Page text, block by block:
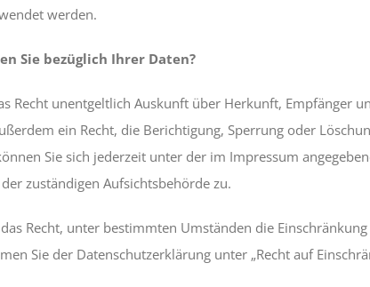
werden.
Sie bezüglich Ihrer Daten?
Recht unentgeltlich Auskunft über Herkunft, Empfänger
ein Recht, die Berichtigung, Sperrung oder
Sie sich jederzeit unter der im Impressum
zuständigen Aufsichtsbehörde zu.
Recht, unter bestimmten Umständen die
Sie der Datenschutzerklärung unter „Recht auf